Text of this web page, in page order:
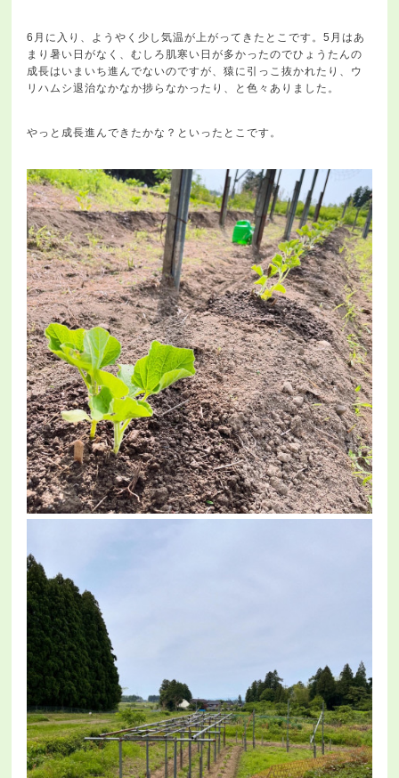
6月に入り、ようやく少し気温が上がってきたとこです。5月はあ
まり暑い日がなく、むしろ肌寒い日が多かったのでひょうたんの
成長はいまいち進んでないのですが、猿に引っこ抜かれたり、ウ
リハムシ退治なかなか捗らなかったり、と色々ありました。
やっと成長進んできたかな？といったとこです。